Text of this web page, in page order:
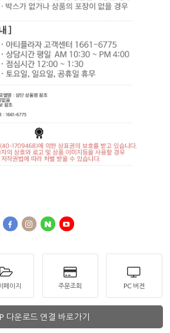
페이지 주문조회 PC 버젼
다운로드 연결 바로가기